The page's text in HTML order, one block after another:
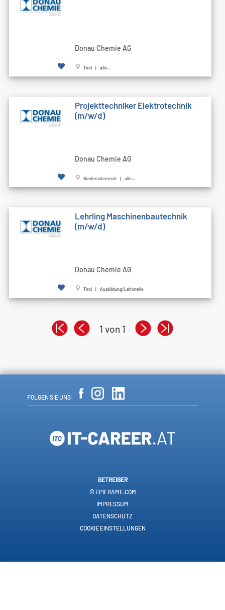
Donau Chemie AG
Tirol | alle...
Projekttechniker Elektrotechnik
(m/w/d)
Donau Chemie AG
Niederösterreich | alle...
Lehrling Maschinenbautechnik
(m/w/d)
Donau Chemie AG
Tirol | Ausbildung/Lehrstelle
1 von 1
FOLGEN SIE UNS:
BETREIBER
© EPIFRAME.COM
IMPRESSUM
DATENSCHUTZ
COOKIE EINSTELLUNGEN